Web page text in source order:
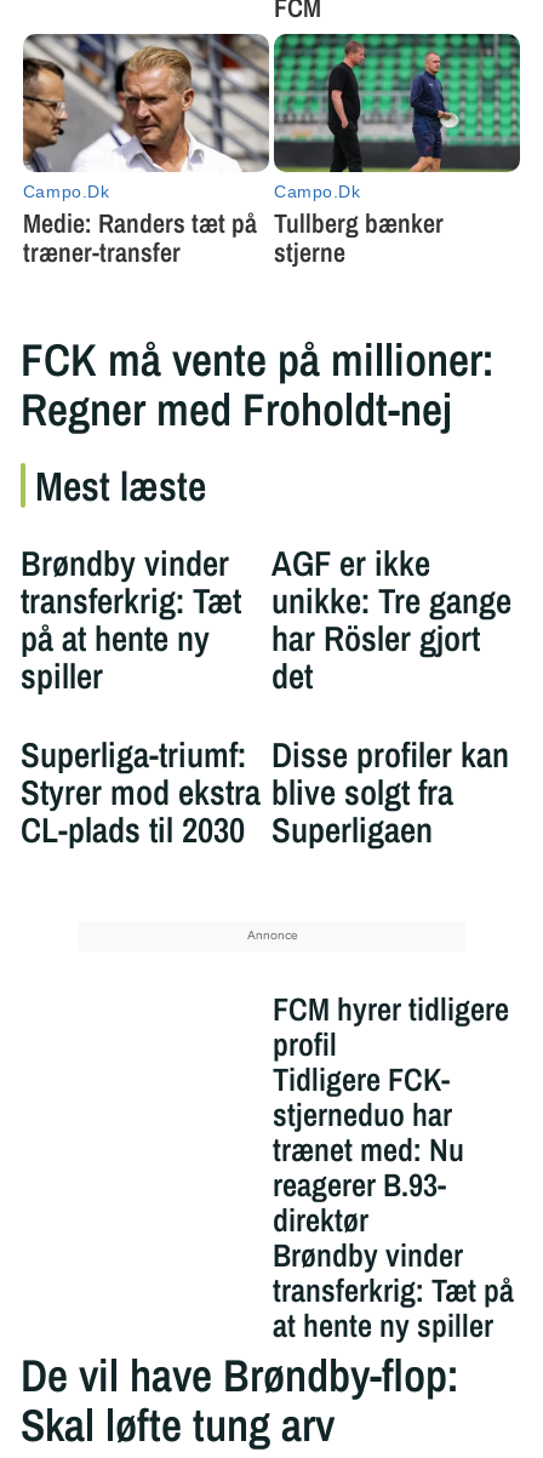
FCK må vente på millioner:
Regner med Froholdt-nej
Mest læste
Brøndby vinder
transferkrig: Tæt
på at hente ny
spiller
AGF er ikke
unikke: Tre gange
har Rösler gjort
det
Superliga-triumf:
Styrer mod ekstra
CL-plads til 2030
Disse profiler kan
blive solgt fra
Superligaen
FCM hyrer tidligere
profil
Tidligere FCK-
stjerneduo har
trænet med: Nu
reagerer B.93-
direktør
Brøndby vinder
transferkrig: Tæt på
at hente ny spiller
De vil have Brøndby-flop:
Skal løfte tung arv